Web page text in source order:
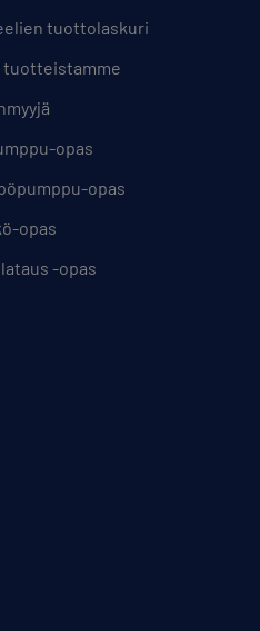
tuottolaskuri
tuotteistamme
opas
opas
opas
-opas